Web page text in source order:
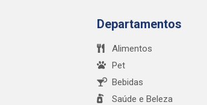
Departamentos
Alimentos
Pet
Bebidas
Saúde e Beleza